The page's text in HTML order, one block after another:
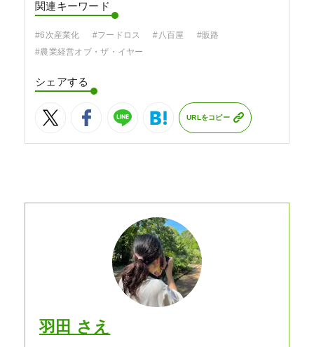
関連キーワード
#6次産業化 #フードロス #八百屋
#販路
#農業経営オブ・ザ・イヤー
シェアする
URLをコピー
羽田 さえ